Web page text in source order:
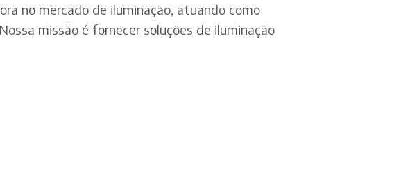
no mercado de iluminação, atuando como
missão é fornecer soluções de iluminação